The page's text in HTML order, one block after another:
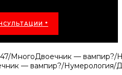
*
МногоДвоечник —